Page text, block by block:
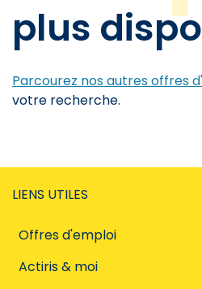
plus
Parcourez nos autres offres
votre recherche.
LIENS UTILES
Offres d'emploi
Actiris & moi